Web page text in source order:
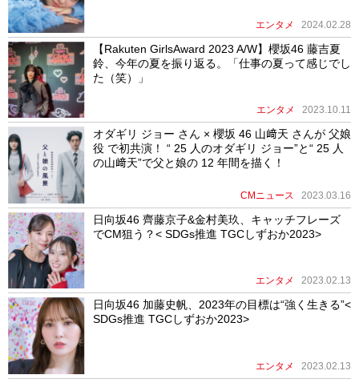
エンタメ 2024.02.28
【Rakuten GirlsAward 2023 A/W】櫻坂46 藤吉夏
鈴、今年の夏を振り返る。「仕事の夏って感じでし
た（笑）」
エンタメ 2023.10.11
オダギリ ジョー さん × 櫻坂 46 山﨑天 さんが 父娘
役 で初共演！ “ 25 人のオダギリ ジョー”と“ 25 人
の山﨑天”で父と娘の 12 年間を描く！
CMニュース 2023.03.16
日向坂46 齊藤京子&金村美玖、キャッチフレーズ
でCM狙う？< SDGs推進 TGCしずおか2023>
エンタメ 2023.02.13
日向坂46 加藤史帆、2023年の目標は“強く生きる”<
SDGs推進 TGCしずおか2023>
エンタメ 2023.02.13